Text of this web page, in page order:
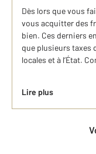
Dès lors que vous
vous acquitter des
bien. Ces derniers
que plusieurs taxes
locales et à l’État.
Lire plus